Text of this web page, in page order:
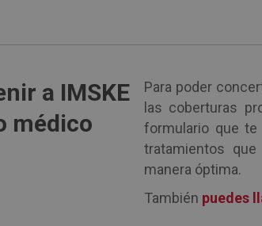
a IMSKE
médico
Para poder
las coberturas
formulario que te
tratamientos
manera óptima.
También puedes